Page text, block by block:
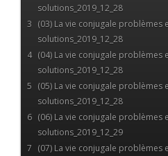
solutions_2019_12_28
3 (03) La vie conjugale problèmes
solutions_2019_12_28
4 (04) La vie conjugale problèmes
solutions_2019_12_28
5 (05) La vie conjugale problèmes
solutions_2019_12_28
6 (06) La vie conjugale problèmes
solutions_2019_12_29
7 (07) La vie conjugale problèmes